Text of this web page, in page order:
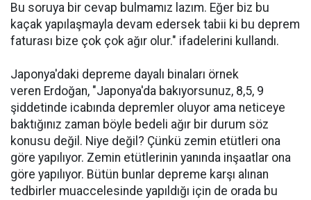
Bu soruya bir cevap bulmamız lazım. Eğer biz bu
kaçak yapılaşmayla devam edersek tabii ki bu deprem
faturası bize çok çok ağır olur." ifadelerini kullandı.
Japonya'daki depreme dayalı binaları örnek
veren Erdoğan, "Japonya'da bakıyorsunuz, 8,5, 9
şiddetinde icabında depremler oluyor ama neticeye
baktığınız zaman böyle bedeli ağır bir durum söz
konusu değil. Niye değil? Çünkü zemin etütleri ona
göre yapılıyor. Zemin etütlerinin yanında inşaatlar ona
göre yapılıyor. Bütün bunlar depreme karşı alınan
tedbirler muaccelesinde yapıldığı için de orada bu